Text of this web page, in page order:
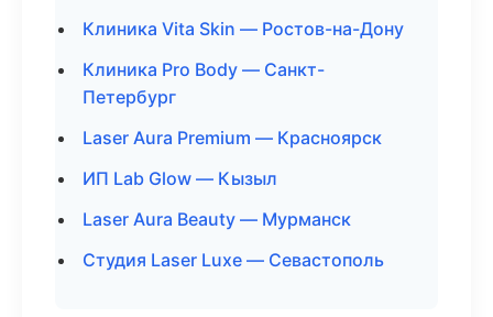
Клиника Vita Skin — Ростов-на-Дону
Клиника Pro Body — Санкт-
Петербург
Laser Aura Premium — Красноярск
ИП Lab Glow — Кызыл
Laser Aura Beauty — Мурманск
Студия Laser Luxe — Севастополь